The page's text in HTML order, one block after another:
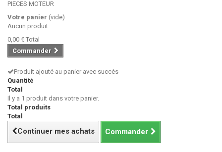
PIECES MOTEUR
Votre panier (vide)
Aucun produit
0,00 € Total
Commander
Produit ajouté au panier avec succès
Quantité
Total
Il y a 1 produit dans votre panier.
Total produits
Total
Continuer mes achats Commander